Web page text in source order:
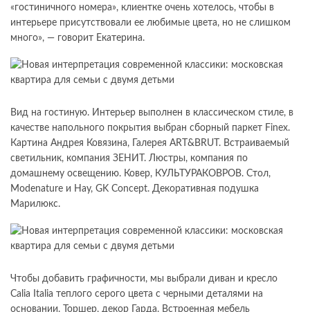
«гостиничного номера», клиентке очень хотелось, чтобы в
интерьере присутствовали ее любимые цвета, но не слишком
много», — говорит Екатерина.
Вид на гостиную. Интерьер выполнен в классическом стиле, в
качестве напольного покрытия выбран сборный паркет Finex.
Картина Андрея Ковязина, Галерея ART&BRUT. Встраиваемый
светильник, компания ЗЕНИТ. Люстры, компания по
домашнему освещению. Ковер, КУЛЬТУРАКОВРОВ. Стол,
Modenature и Hay, GK Concept. Декоративная подушка
Марилюкс.
Чтобы добавить графичности, мы выбрали диван и кресло
Calia Italia теплого серого цвета с черными деталями на
основании. Торшер, декор Гарда. Встроенная мебель